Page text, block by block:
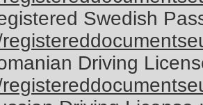
Swedish
Driving